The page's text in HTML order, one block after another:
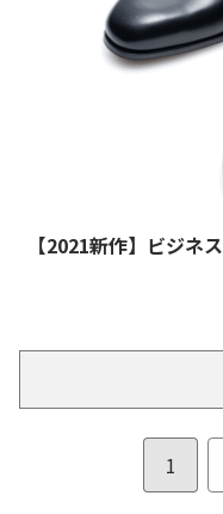
【2021新作】ビジネ
1